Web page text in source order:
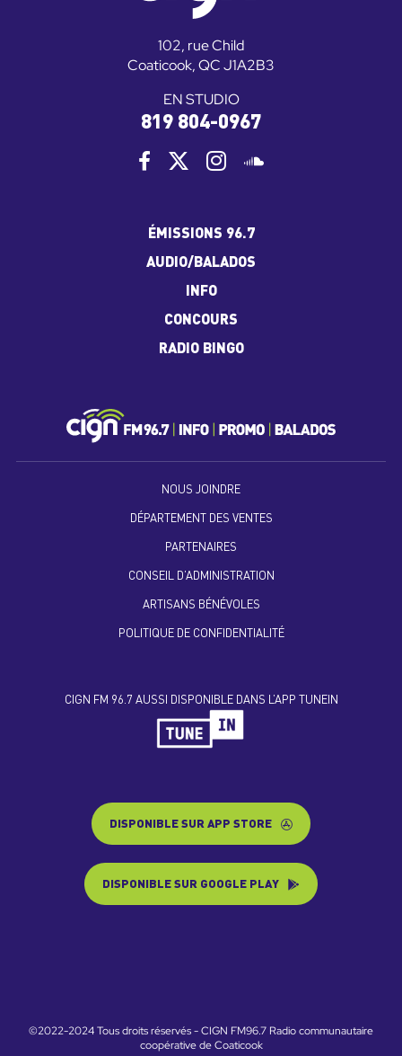
102, rue Child
Coaticook, QC J1A2B3
EN STUDIO
819 804-0967
ÉMISSIONS 96.7
AUDIO/BALADOS
INFO
CONCOURS
RADIO BINGO
NOUS JOINDRE
DÉPARTEMENT DES VENTES
PARTENAIRES
CONSEIL D’ADMINISTRATION
ARTISANS BÉNÉVOLES
POLITIQUE DE CONFIDENTIALITÉ
CIGN FM 96.7 AUSSI DISPONIBLE DANS L’APP TUNEIN
DISPONIBLE SUR APP STORE
DISPONIBLE SUR GOOGLE PLAY
©2022-2024 Tous droits réservés - CIGN FM96.7 Radio communautaire
coopérative de Coaticook